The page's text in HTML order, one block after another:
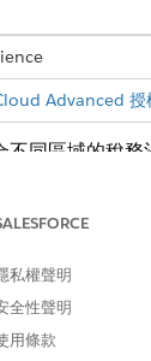
Advanced
同區域的稅務
！
私權聲明
全性聲明
用條款